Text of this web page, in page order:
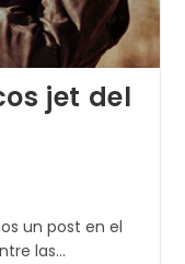
jet del
un post en el
las…